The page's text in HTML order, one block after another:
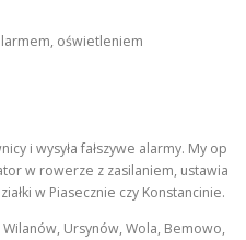
oświetleniem
i wysyła fałszywe alarmy. My op
w rowerze z zasilaniem, ustawia
w Piasecznie czy Konstancinie.
Ursynów, Wola, Bemowo,